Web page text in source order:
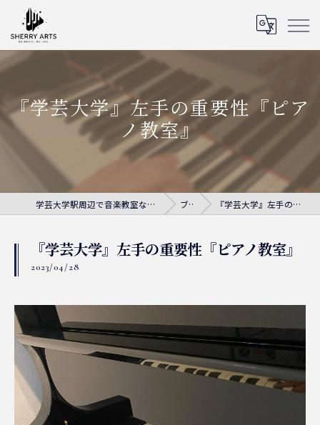
『学芸大学』左手の重要性『ピア
ノ教室』
学芸大学駅周辺で音楽教室ならシェリー・アーツ音楽教室 ブログ 『学芸大学』左手の重要性『ピアノ教室』
『学芸大学』左手の重要性『ピアノ教室』
2023/04/28